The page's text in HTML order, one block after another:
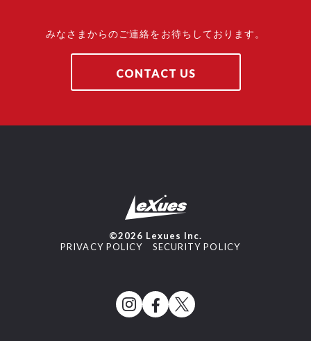
みなさまからのご連絡をお待ちしております。
CONTACT US
©2026 Lexues Inc.
PRIVACY POLICY
SECURITY POLICY